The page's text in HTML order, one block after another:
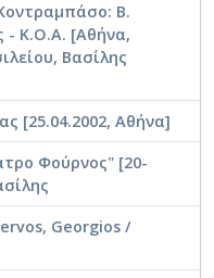
Β.
- Κ.Ο.Α. [Αθήνα,
Βασίλης
[25.04.2002, Αθήνα]
Φούρνος" [20-
Georgios /